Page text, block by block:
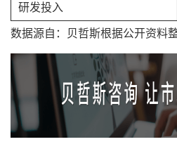
研发投入
数据源自：贝哲斯根据公开资料